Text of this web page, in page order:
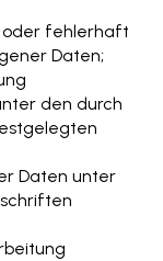
oder fehlerhaft
Daten;
den durch
Daten unter